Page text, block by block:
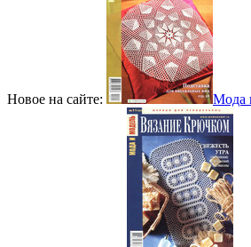
Новое на сайте: Мода